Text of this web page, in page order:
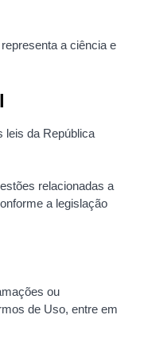
a ciência e
leis da República
relacionadas a
a legislação
ou
de Uso, entre em